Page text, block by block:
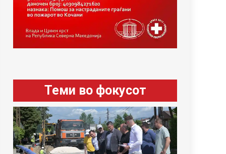
Теми во фокусот